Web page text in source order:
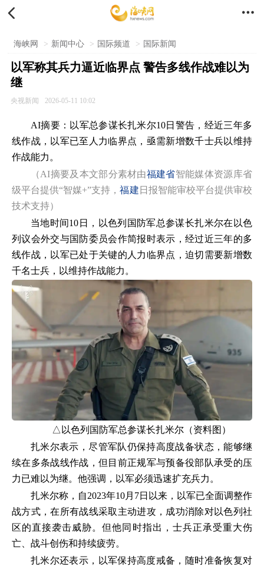
 
海峡网 > 新闻中心 > 国际频道 > 国际新闻
以军称其兵力逼近临界点 警告多线作战难以为
继
央视新闻 2026-05-11 10:02
AI摘要：以军总参谋长扎米尔10日警告，经近三年多
线作战，以军已至人力临界点，亟需新增数千士兵以维持
作战能力。
（AI摘要及本文部分素材由福建省智能媒体资源库省
级平台提供“智媒+”支持，福建 日报智能审校平台提供审校
技术支持）
当地时间10日，以色列国防军总参谋长扎米尔在以色
列议会外交与国防委员会作简报时表示，经过近三年的多
线作战，以军已处于关键的人力临界点，迫切需要新增数
千名士兵，以维持作战能力。
△以色列国防军总参谋长扎米尔（资料图）
扎米尔表示，尽管军队仍保持高度战备状态，能够继
续在多条战线作战，但目前正规军与预备役部队承受的压
力已难以为继。他强调，以军必须迅速扩充兵力。
扎米尔称，自2023年10月7日以来，以军已全面调整作
战方式，在所有战线采取主动进攻，成功消除对以色列社
区的直接袭击威胁。但他同时指出，士兵正承受重大伤
亡、战斗创伤和持续疲劳。
扎米尔还表示，以军保持高度戒备，随时准备恢复对